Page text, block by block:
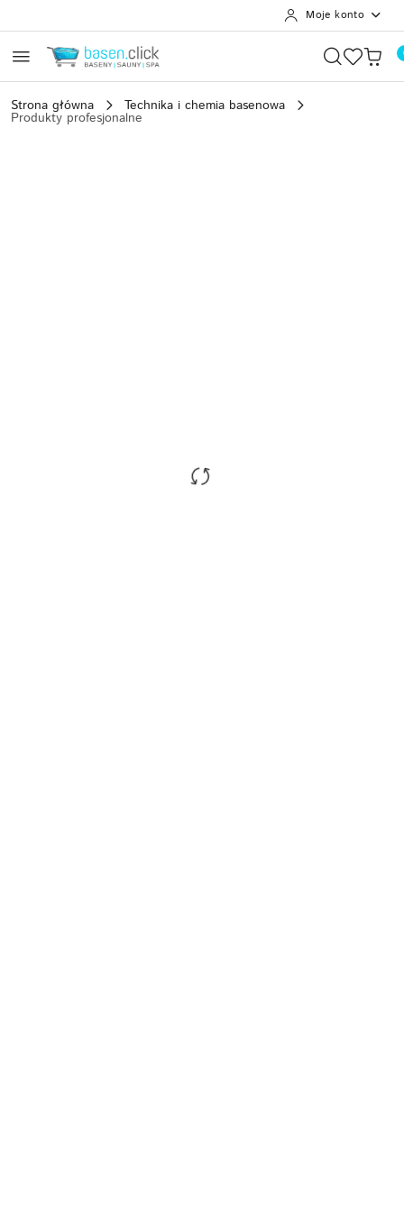
Moje konto
Strona główna Technika i chemia basenowa
Produkty profesjonalne